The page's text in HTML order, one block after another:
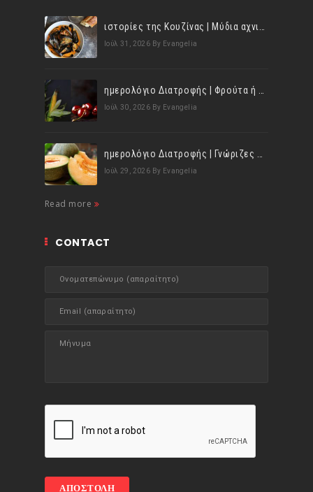
Ιούλ 31, 2026 By Evangelia
Ιούλ 30, 2026 By Evangelia
Ιούλ 29, 2026 By Evangelia
Read more
CONTACT